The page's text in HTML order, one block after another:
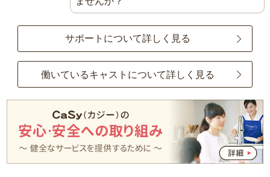
サポートについて詳しく見る
働いているキャストについて詳しく見る